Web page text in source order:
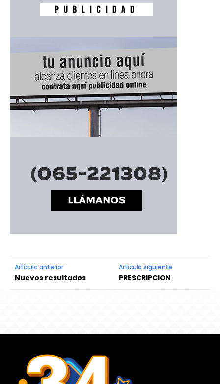
Artículo anterior
Nuevos resultados
Artículo siguiente
PRESCRIPCION